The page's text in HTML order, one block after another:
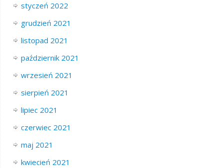
styczeń 2022
grudzień 2021
listopad 2021
październik 2021
wrzesień 2021
sierpień 2021
lipiec 2021
czerwiec 2021
maj 2021
kwiecień 2021